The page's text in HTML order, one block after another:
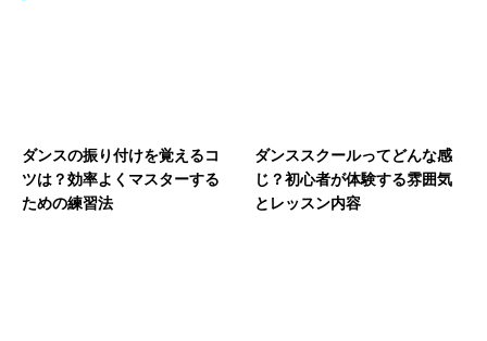
ダンスの振り付けを覚えるコ
ツは？効率よくマスターする
ための練習法
ダンススクールってどんな感
じ？初心者が体験する雰囲気
とレッスン内容